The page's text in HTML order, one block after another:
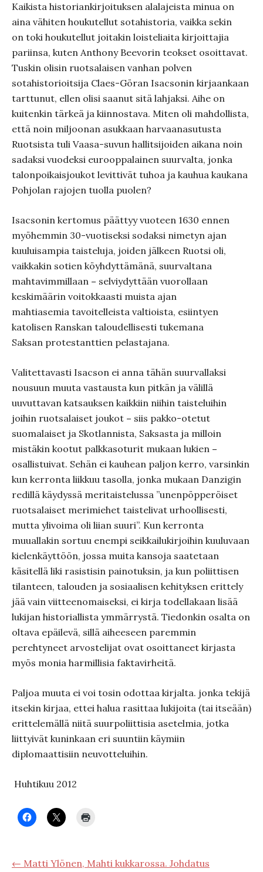
Kaikista historiankirjoituksen alalajeista minua on
aina vähiten houkutellut sotahistoria, vaikka sekin
on toki houkutellut joitakin loisteliaita kirjoittajia
pariinsa, kuten Anthony Beevorin teokset osoittavat.
Tuskin olisin ruotsalaisen vanhan polven
sotahistorioitsija Claes-Göran Isacsonin kirjaankaan
tarttunut, ellen olisi saanut sitä lahjaksi. Aihe on
kuitenkin tärkeä ja kiinnostava. Miten oli mahdollista,
että noin miljoonan asukkaan harvaanasutusta
Ruotsista tuli Vaasa-suvun hallitsijoiden aikana noin
sadaksi vuodeksi eurooppalainen suurvalta, jonka
talonpoikaisjoukot levittivät tuhoa ja kauhua kaukana
Pohjolan rajojen tuolla puolen?
Isacsonin kertomus päättyy vuoteen 1630 ennen
myöhemmin 30-vuotiseksi sodaksi nimetyn ajan
kuuluisampia taisteluja, joiden jälkeen Ruotsi oli,
vaikkakin sotien köyhdyttämänä, suurvaltana
mahtavimmillaan – selviydyttään vuorollaan
keskimäärin voitokkaasti muista ajan
mahtiasemia tavoitelleista valtioista, esiintyen
katolisen Ranskan taloudellisesti tukemana
Saksan protestanttien pelastajana.
Valitettavasti Isacson ei anna tähän suurvallaksi
nousuun muuta vastausta kun pitkän ja välillä
uuvuttavan katsauksen kaikkiin niihin taisteluihin
joihin ruotsalaiset joukot – siis pakko-otetut
suomalaiset ja Skotlannista, Saksasta ja milloin
mistäkin kootut palkkasoturit mukaan lukien –
osallistuivat. Sehän ei kauhean paljon kerro, varsinkin
kun kerronta liikkuu tasolla, jonka mukaan Danzigin
redillä käydyssä meritaistelussa ”unenpöpperöiset
ruotsalaiset merimiehet taistelivat urhoollisesti,
mutta ylivoima oli liian suuri”. Kun kerronta
muuallakin sortuu enempi seikkailukirjoihin kuuluvaan
kielenkäyttöön, jossa muita kansoja saatetaan
käsitellä liki rasistisin painotuksin, ja kun poliittisen
tilanteen, talouden ja sosiaalisen kehityksen erittely
jää vain viitteenomaiseksi, ei kirja todellakaan lisää
lukijan historiallista ymmärrystä. Tiedonkin osalta on
oltava epäilevä, sillä aiheeseen paremmin
perehtyneet arvostelijat ovat osoittaneet kirjasta
myös monia harmillisia faktavirheitä.
Paljoa muuta ei voi tosin odottaa kirjalta. jonka tekijä
itsekin kirjaa, ettei halua rasittaa lukijoita (tai itseään)
erittelemällä niitä suurpoliittisia asetelmia, jotka
liittyivät kuninkaan eri suuntiin käymiin
diplomaattisiin neuvotteluihin.
Huhtikuu 2012
← Matti Ylönen, Mahti kukkarossa. Johdatus